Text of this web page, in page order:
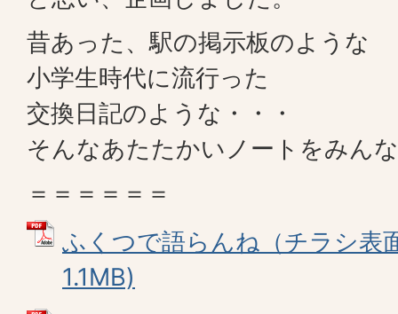
昔あった、駅の掲示板のような
小学生時代に流行った
交換日記のような・・・
そんなあたたかいノートをみん
＝＝＝＝＝＝
ふくつで語らんね（チラシ表
1.1MB)